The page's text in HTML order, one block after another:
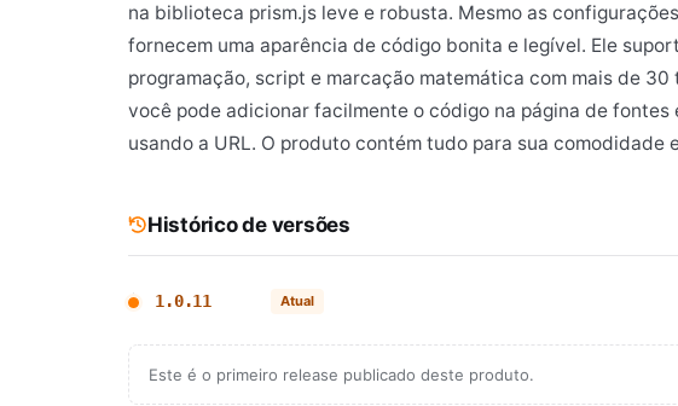
na biblioteca prism.js leve e robusta. Mesmo as
fornecem uma aparência de código bonita e legível. Ele
programação, script e marcação matemática com mais de
você pode adicionar facilmente o código na página de
usando a URL. O produto contém tudo para sua comodidade
Histórico de versões
1.0.11 Atual
Este é o primeiro release publicado deste produto.